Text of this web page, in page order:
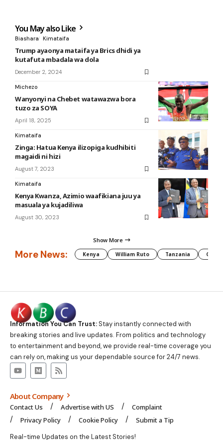
You May also Like
Biashara Kimataifa
Trump ayaonya mataifa ya Brics dhidi ya
kutafuta mbadala wa dola
December 2, 2024
Michezo
Wanyonyi na Chebet watawazwa bora
tuzo za SOYA
April 18, 2025
Kimataifa
Zinga: Hatua Kenya ilizopiga kudhibiti
magaidi ni hizi
August 7, 2023
Kimataifa
Kenya Kwanza, Azimio waafikiana juu ya
masuala ya kujadiliwa
August 30, 2023
Show More
More News: Kenya William Ruto Tanzania CAF
Information You Can Trust:Stay instantly connected with
breaking stories and live updates. From politics and technology
to entertainment and beyond, we provide real-time coverage you
can rely on, making us your dependable source for 24/7 news.
About Company
Contact Us Advertise with US
Complaint
Privacy Policy
Cookie Policy Submit a Tip
Real-time Updates on the Latest Stories!